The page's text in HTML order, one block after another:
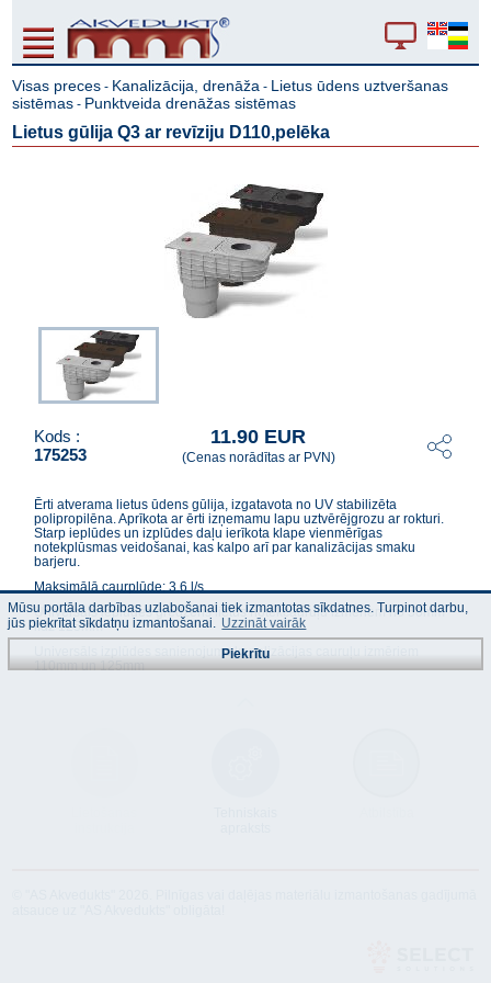
Visas preces - Kanalizācija, drenāža - Lietus ūdens uztveršanas
sistēmas - Punktveida drenāžas sistēmas
Lietus gūlija Q3 ar revīziju D110,pelēka
Kods :
175253
11.90 EUR
(Cenas norādītas ar PVN)
Ērti atverama lietus ūdens gūlija, izgatavota no UV stabilizēta
polipropilēna. Aprīkota ar ērti izņemamu lapu uztvērējgrozu ar rokturi.
Starp ieplūdes un izplūdes daļu ierīkota klape vienmērīgas
notekplūsmas veidošanai, kas kalpo arī par kanalizācijas smaku
barjeru.
Maksimālā caurplūde: 3.6 l/s
Universāls ieplūdes gredzens lietus notekcauruļu izmēriem no 50mm
līdz 125mm
Universāls izplūdes sanienojums kanalizācijas cauruļu izmēriem
110mm un 125mm
Mūsu portāla darbības uzlabošanai tiek izmantotas sīkdatnes. Turpinot darbu,
jūs piekrītat sīkdatņu izmantošanai. Uzzināt vairāk
Piekrītu